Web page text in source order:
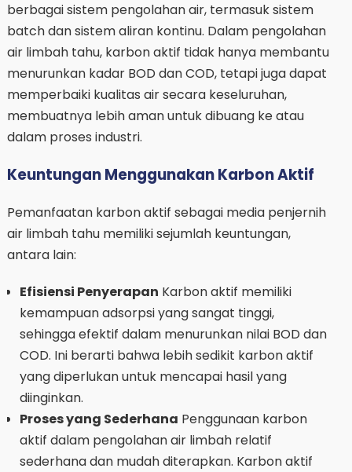
berbagai sistem pengolahan air, termasuk sistem
batch dan sistem aliran kontinu. Dalam pengolahan
air limbah tahu, karbon aktif tidak hanya membantu
menurunkan kadar BOD dan COD, tetapi juga dapat
memperbaiki kualitas air secara keseluruhan,
membuatnya lebih aman untuk dibuang ke atau
dalam proses industri.
Keuntungan Menggunakan Karbon Aktif
Pemanfaatan karbon aktif sebagai media penjernih
air limbah tahu memiliki sejumlah keuntungan,
antara lain:
Efisiensi Penyerapan Karbon aktif memiliki
kemampuan adsorpsi yang sangat tinggi,
sehingga efektif dalam menurunkan nilai BOD dan
COD. Ini berarti bahwa lebih sedikit karbon aktif
yang diperlukan untuk mencapai hasil yang
diinginkan.
Proses yang Sederhana Penggunaan karbon
aktif dalam pengolahan air limbah relatif
sederhana dan mudah diterapkan. Karbon aktif